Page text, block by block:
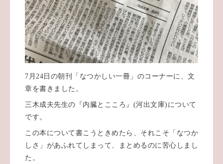
7月24日の朝刊「なつかしい一冊」のコーナーに、文
章を書きました。
三木成夫先生の『内臓とこころ』(河出文庫)について
です。
この本について書こうときめたら、それこそ「なつか
しさ」があふれてしまって、まとめるのに苦心しまし
た。